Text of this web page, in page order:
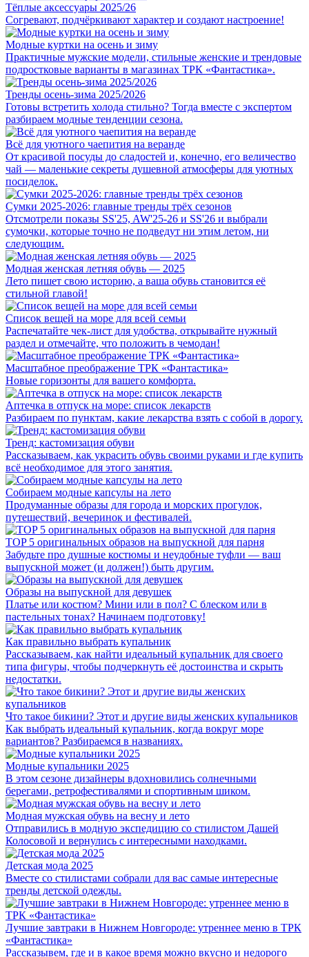
Тёплые аксессуары 2025/26
Cогревают, подчёркивают характер и создают настроение!
Модные куртки на осень и зиму
Практичные мужские модели, стильные женские и трендовые
подростковые варианты в магазинах ТРК «Фантастика».
Тренды осень-зима 2025/2026
Готовы встретить холода стильно? Тогда вместе с экспертом
разбираем модные тенденции сезона.
Всё для уютного чаепития на веранде
От красивой посуды до сладостей и, конечно, его величество
чай — маленькие секреты душевной атмосферы для уютных
посиделок.
Сумки 2025-2026: главные тренды трёх сезонов
Отсмотрели показы SS'25, AW'25-26 и SS'26 и выбрали
сумочки, которые точно не подведут ни этим летом, ни
следующим.
Модная женская летняя обувь — 2025
Лето пишет свою историю, а ваша обувь становится её
стильной главой!
Список вещей на море для всей семьи
Распечатайте чек-лист для удобства, открывайте нужный
раздел и отмечайте, что положить в чемодан!
Масштабное преображение ТРК «Фантастика»
Новые горизонты для вашего комфорта.
Аптечка в отпуск на море: список лекарств
Разбираем по пунктам, какие лекарства взять с собой в дорогу.
Тренд: кастомизация обуви
Рассказываем, как украсить обувь своими руками и где купить
всё необходимое для этого занятия.
Собираем модные капсулы на лето
Продуманные образы для города и морских прогулок,
путешествий, вечеринок и фестивалей.
TOP 5 оригинальных образов на выпускной для парня
Забудьте про душные костюмы и неудобные туфли — ваш
выпускной может (и должен!) быть другим.
Образы на выпускной для девушек
Платье или костюм? Мини или в пол? С блеском или в
пастельных тонах? Начинаем подготовку!
Как правильно выбрать купальник
Рассказываем, как найти идеальный купальник для своего
типа фигуры, чтобы подчеркнуть её достоинства и скрыть
недостатки.
‎Что такое бикини?‎ Этот и другие виды женских купальников
Как выбрать идеальный купальник, когда вокруг море
вариантов? Разбираемся в названиях.
Модные купальники 2025
В этом сезоне дизайнеры вдохновились солнечными
берегами, ретрофестивалями и спортивным шиком.
Модная мужская обувь на весну и лето
Отправились в модную экспедицию со стилистом Дашей
Колосовой и вернулись с интересными находками.
Детская мода 2025
Вместе со стилистами собрали для вас самые интересные
тренды детской одежды.
Лучшие завтраки в Нижнем Новгороде: утреннее меню в ТРК
«Фантастика»
Рассказывем, где и в какое время можно вкусно и недорого